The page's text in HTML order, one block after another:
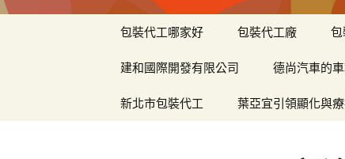
包裝代工哪家好 包裝代工廠
建和國際開發有限公司 德尚汽車的
新北市包裝代工 葉亞宜引領顯化與